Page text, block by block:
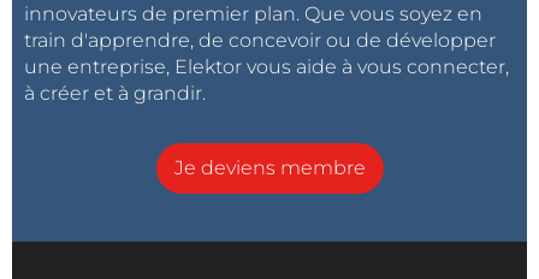
innovateurs de premier plan. Que vous soyez en
train d'apprendre, de concevoir ou de développer
une entreprise, Elektor vous aide à vous connecter,
à créer et à grandir.
Je deviens membre